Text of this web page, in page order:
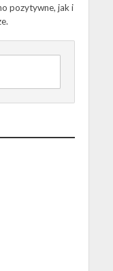
pozytywne, jak i